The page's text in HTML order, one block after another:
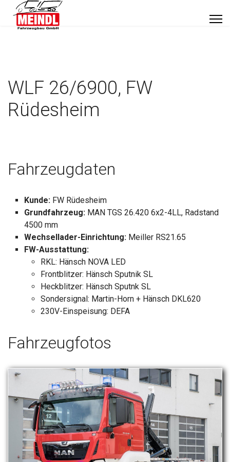
WLF 26/6900, FW
Rüdesheim
Fahrzeugdaten
Kunde: FW Rüdesheim
Grundfahrzeug: MAN TGS 26.420 6x2-4LL, Radstand
4500 mm
Wechsellader-Einrichtung: Meiller RS21.65
FW-Ausstattung:
RKL: Hänsch NOVA LED
Frontblitzer: Hänsch Sputnik SL
Heckblitzer: Hänsch Sputnk SL
Sondersignal: Martin-Horn + Hänsch DKL620
230V-Einspeisung: DEFA
Fahrzeugfotos